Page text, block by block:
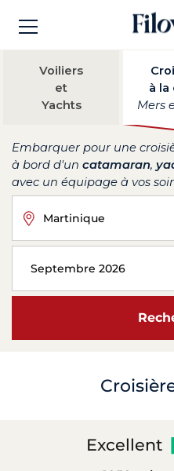
Voiliers
et
Yachts
à la
Mers
Embarquer pour une
à bord d'un catamaran,
avec un équipage à vos
Martinique
Septembre 2026
Excellent